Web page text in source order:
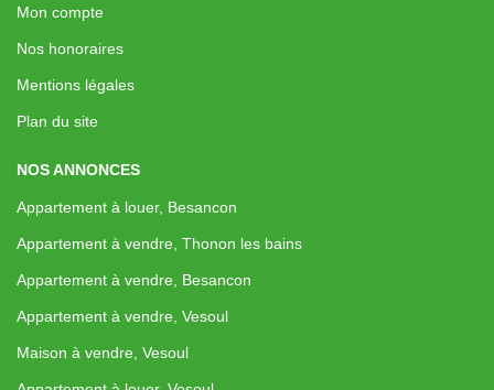
Mon compte
Nos honoraires
Mentions légales
Plan du site
NOS ANNONCES
Appartement à louer, Besancon
Appartement à vendre, Thonon les bains
Appartement à vendre, Besancon
Appartement à vendre, Vesoul
Maison à vendre, Vesoul